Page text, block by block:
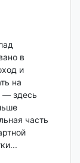
в
и
на
— здесь
часть